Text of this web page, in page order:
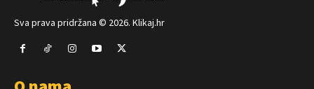
Sva prava pridržana © 2026. Klikaj.hr